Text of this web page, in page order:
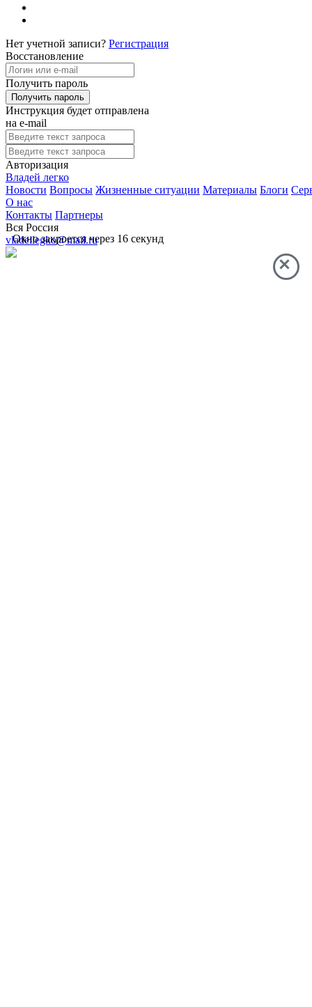
Нет учетной записи? Регистрация
Восстановление
Получить пароль
Инструкция будет отправлена
на e-mail
Авторизация
Владей легко
Новости Вопросы Жизненные ситуации Материалы Блоги
О нас
Контакты Партнеры
Вся Россия
vladeilegko@mail.ru
Окно закроется через 16 секунд